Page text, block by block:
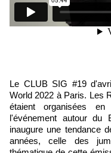
Le CLUB SIG #19 d'avril 2022 est réalisé sur le salon BIM
World 2022 à Paris. Les
étaient organisées
l'événement autour du
inaugure une tendance
années, celle des